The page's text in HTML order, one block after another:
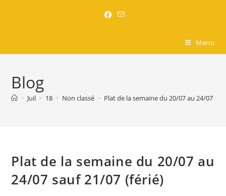
Menu
Blog
> Juil > 18 > Non classé > Plat de la semaine du 20/07 au 24/07
Plat de la semaine du 20/07 au
24/07 sauf 21/07 (férié)